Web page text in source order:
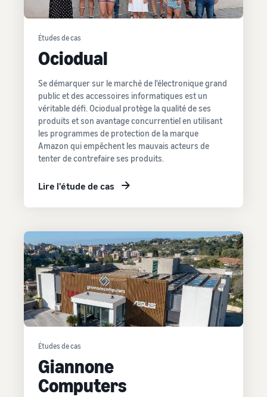
Études de cas
Ociodual
Se démarquer sur le marché de l'électronique grand
public et des accessoires informatiques est un
véritable défi. Ociodual protège la qualité de ses
produits et son avantage concurrentiel en utilisant
les programmes de protection de la marque
Amazon qui empêchent les mauvais acteurs de
tenter de contrefaire ses produits.
Lire l'étude de cas
Études de cas
Giannone
Computers